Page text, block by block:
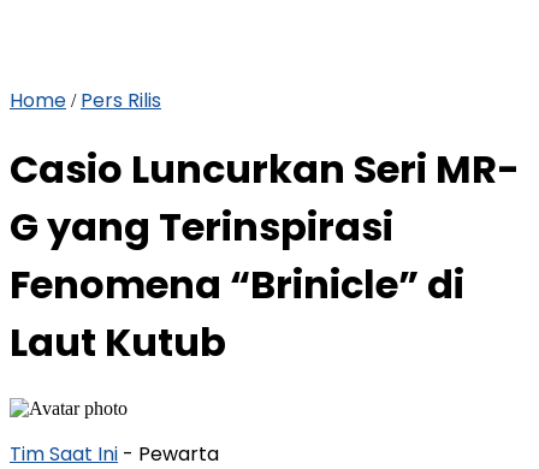
Home / Pers Rilis
Casio Luncurkan Seri MR-
G yang Terinspirasi
Fenomena “Brinicle” di
Laut Kutub
Tim Saat Ini - Pewarta